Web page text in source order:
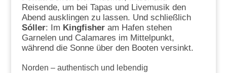
Reisende, um bei Tapas und Livemusik den
Abend ausklingen zu lassen. Und schließlich
Sóller: Im Kingfisheram Hafen stehen
Garnelen und Calamares im Mittelpunkt,
während die Sonne über den Booten versinkt.
Norden – authentisch und lebendig